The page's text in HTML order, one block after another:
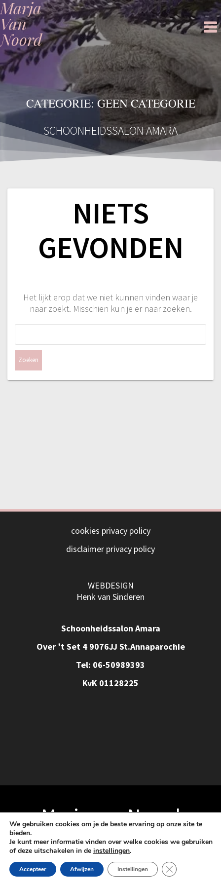
Ga
naar
de
inhoud
Marja
Van
Noord
CATEGORIE: GEEN CATEGORIE
SCHOONHEIDSSALON AMARA
NIETS
GEVONDEN
Het lijkt erop dat we niet kunnen vinden waar je
naar zoekt. Misschien kun je er naar zoeken.
cookies privacy policy
disclaimer privacy policy
WEBDESIGN
Henk van Sinderen
Schoonheidssalon Amara
Over ’t Set 4 9076JJ St.Annaparochie
Tel: 06-50989393
KvK 01128225
Marja van Noord
© 2026 Marja van Noord. Schoonheidssalon Amara
We gebruiken cookies om je de beste ervaring op onze site te
bieden.
Je kunt meer informatie vinden over welke cookies we gebruiken
of deze uitschakelen in de instellingen.
Accepteer Afwijzen Instellingen Sluit AVG/